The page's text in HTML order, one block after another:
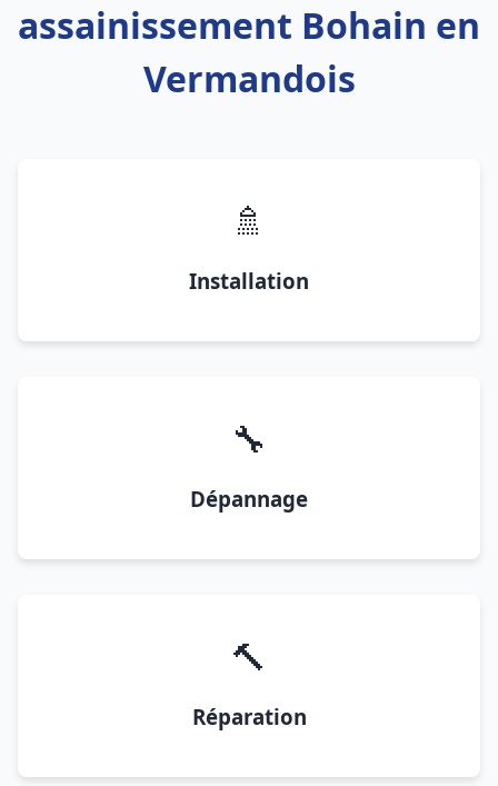
assainissement Bohain en
Vermandois
🚿
Installation
🔧
Dépannage
🔨
Réparation